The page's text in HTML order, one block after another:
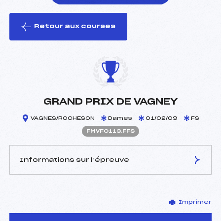
le ski
Retour aux courses
GRAND PRIX DE VAGNEY
VAGNES/ROCHESON Dames 01/02/09 FS
FMVF0113.FFS
Informations sur l’épreuve
CUNY BERNARD (MV)
D.T Adjoint :
–
Imprimer